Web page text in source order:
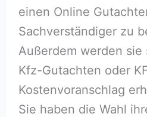
einen Online
Sachverständiger zu
Außerdem werden sie
Kfz-Gutachten oder
Kostenvoranschlag
Sie haben die Wahl